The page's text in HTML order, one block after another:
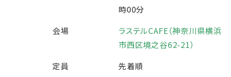
時00分
会場
ラステルCAFE（神奈川県横浜
市西区境之谷62-21）
定員
先着順